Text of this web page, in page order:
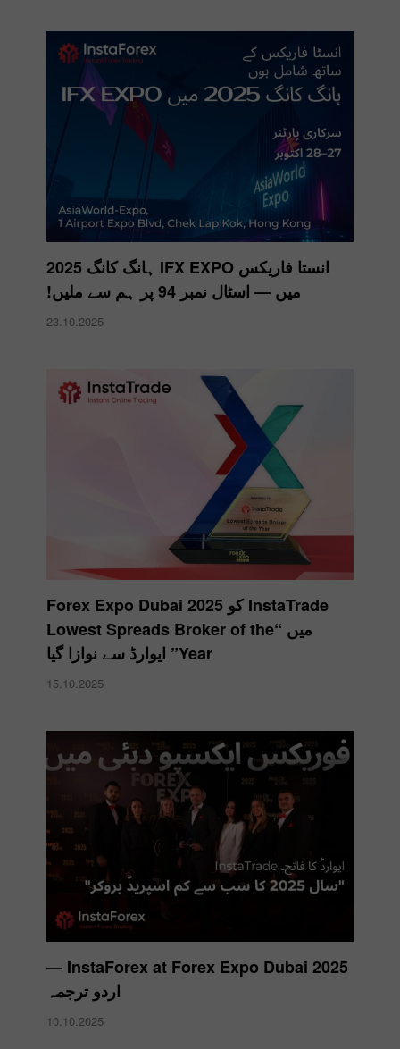
انستا فاریکس IFX EXPO ہانگ کانگ 2025
میں — اسٹال نمبر 94 پر ہم سے ملیں!
23.10.2025
InstaTrade کو Forex Expo Dubai 2025
میں “Lowest Spreads Broker of the
Year” ایوارڈ سے نوازا گیا
15.10.2025
InstaForex at Forex Expo Dubai 2025 —
اردو ترجمہ
10.10.2025